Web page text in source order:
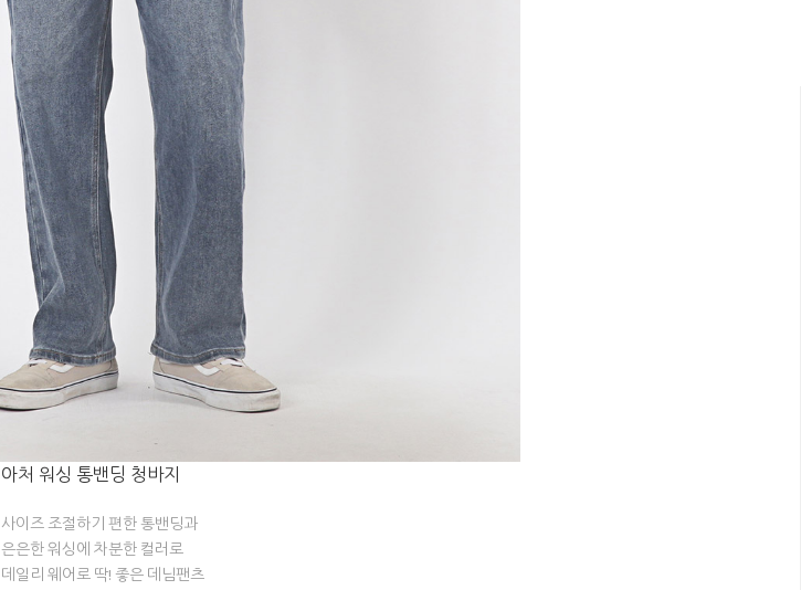
아처 워싱 통밴딩 청바지
사이즈 조절하기 편한 통밴딩과
은은한 워싱에 차분한 컬러로
데일리 웨어로 딱! 좋은 데님팬츠